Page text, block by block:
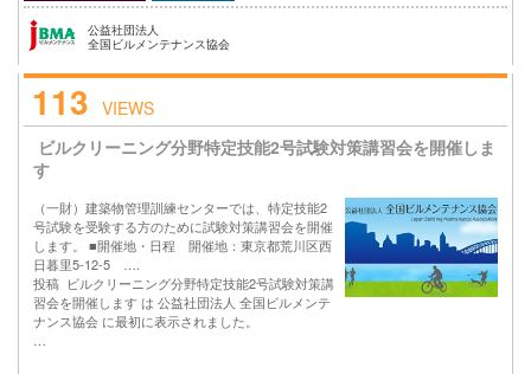
公益社団法人
全国ビルメンテナンス協会
113 VIEWS
ビルクリーニング分野特定技能2号試験対策講習会を開催しま
す
（一財）建築物管理訓練センターでは、特定技能2
号試験を受験する方のために試験対策講習会を開催
します。 ■開催地・日程 開催地：東京都荒川区西
日暮里5-12-5 ….
投稿 ビルクリーニング分野特定技能2号試験対策講
習会を開催します は 公益社団法人 全国ビルメンテ
ナンス協会 に最初に表示されました。